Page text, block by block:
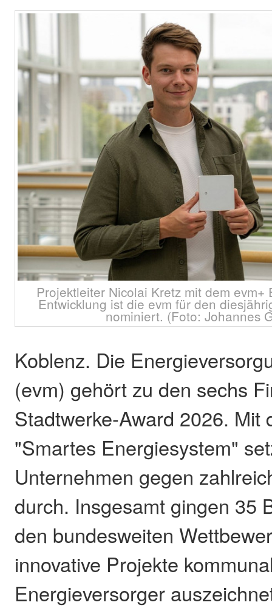
Projektleiter Nicolai Kretz mit dem
Entwicklung ist die evm für den
nominiert. (Foto: Johannes
Koblenz. Die
(evm) gehört zu den sechs
Stadtwerke-Award 2026. Mit
"Smartes Energiesystem"
Unternehmen gegen
durch. Insgesamt gingen 35
den bundesweiten
innovative Projekte
Energieversorger